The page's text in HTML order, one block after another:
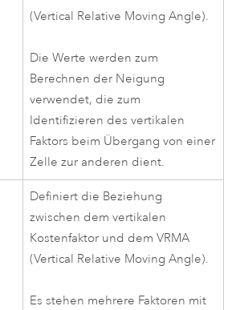
(Vertical Relative Moving Angle).
Die Werte werden zum
Berechnen der Neigung
verwendet, die zum
Identifizieren des vertikalen
Faktors beim Übergang von einer
Zelle zur anderen dient.
Definiert die Beziehung
zwischen dem vertikalen
Kostenfaktor und dem VRMA
(Vertical Relative Moving Angle).
Es stehen mehrere Faktoren mit